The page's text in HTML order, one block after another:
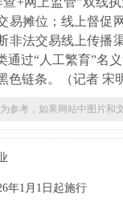
易摊位；线上督促
非法交易线上传播
通过“人工繁育”名
色链条。（记者 宋
考，如果网站中图片和
年1月1日起施行